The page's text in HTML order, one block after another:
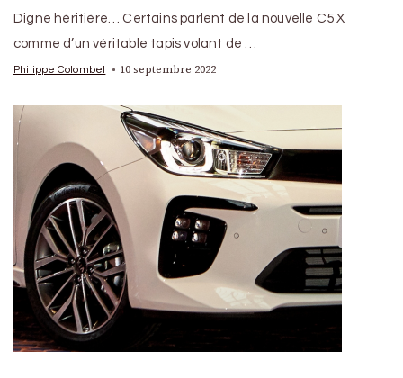
Digne héritière… Certains parlent de la nouvelle C5 X
comme d’un véritable tapis volant de …
Philippe Colombet 10 septembre 2022